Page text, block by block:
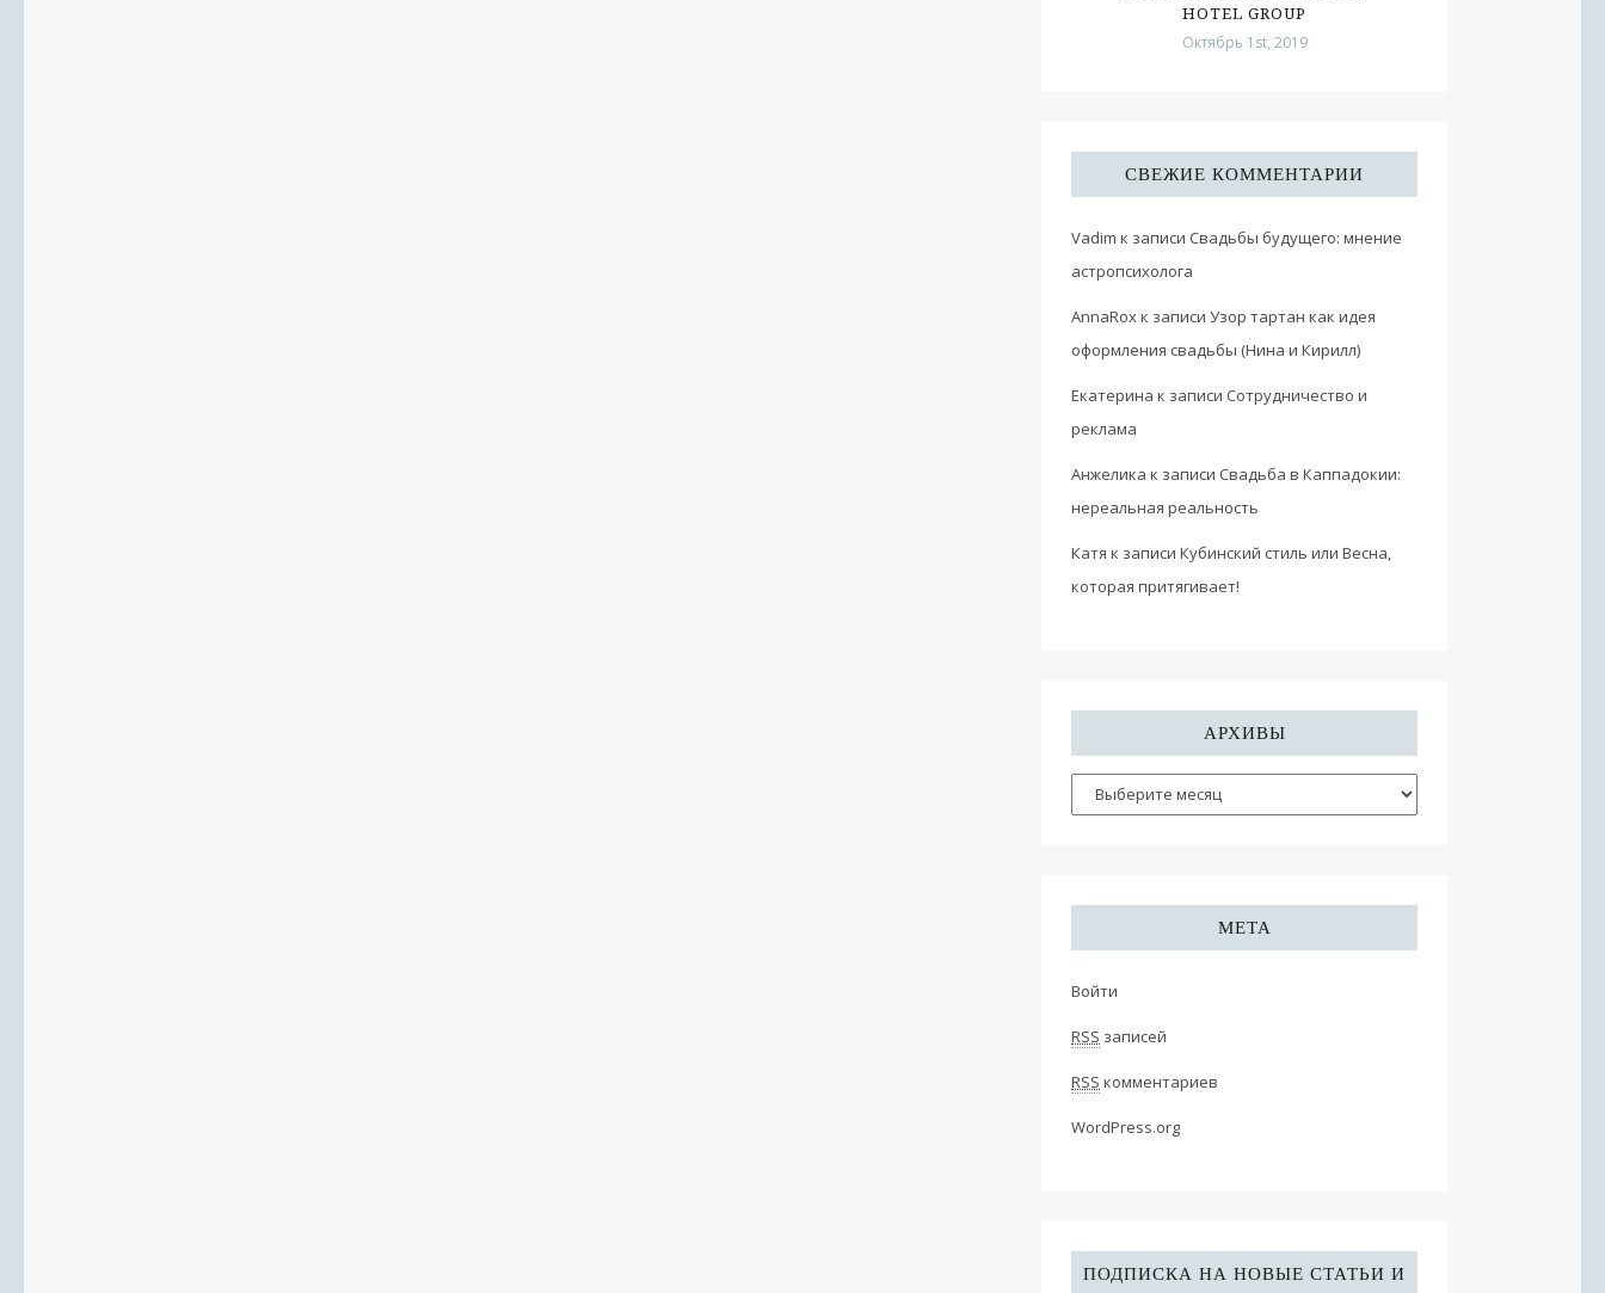
HOTEL GROUP
Октябрь 1st, 2019
СВЕЖИЕ КОММЕНТАРИИ
Vadim к записи Свадьбы будущего: мнение
астропсихолога
AnnaRoxк записи Узор тартан как идея
оформления свадьбы (Нина и Кирилл)
Екатерина к записи Сотрудничество и
реклама
Анжелика к записи Свадьба в Каппадокии:
нереальная реальность
Катя к записи Кубинский стиль или Весна,
которая притягивает!
АРХИВЫ
МЕТА
Войти
RSS записей
RSS комментариев
WordPress.org
ПОДПИСКА НА НОВЫЕ СТАТЬИ И